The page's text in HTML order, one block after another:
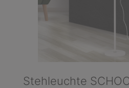
Stehleuchte